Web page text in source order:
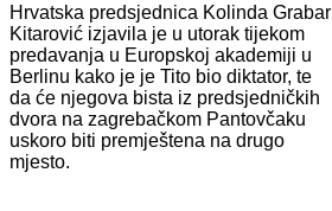
Hrvatska predsjednica Kolinda Grabar
Kitarović izjavila je u utorak tijekom
predavanja u Europskoj akademiji u
Berlinu kako je je Tito bio diktator, te
da će njegova bista iz predsjedničkih
dvora na zagrebačkom Pantovčaku
uskoro biti premještena na drugo
mjesto.